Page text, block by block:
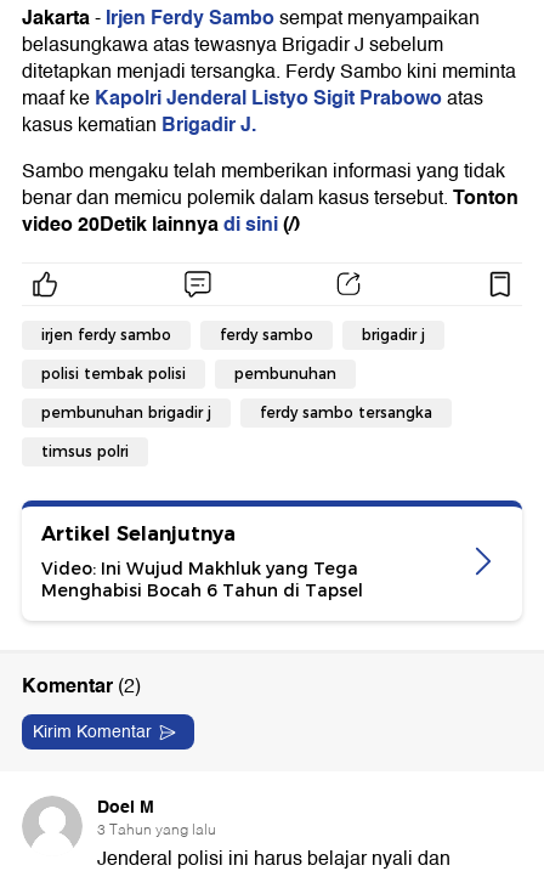
Jakarta-Irjen Ferdy Sambosempat menyampaikan
belasungkawa atas tewasnya Brigadir J sebelum
ditetapkan menjadi tersangka. Ferdy Sambo kini meminta
maaf keKapolri Jenderal Listyo Sigit Prabowoatas
kasus kematian Brigadir J.
Sambo mengaku telah memberikan informasi yang tidak
benar dan memicu polemik dalam kasus tersebut.Tonton
video 20Detik lainnyadi sini(/)
irjen ferdy sambo ferdy sambo brigadir j
polisi tembak polisi pembunuhan
pembunuhan brigadir j ferdy sambo tersangka
timsus polri
Artikel Selanjutnya
Video: Ini Wujud Makhluk yang Tega
Menghabisi Bocah 6 Tahun di Tapsel